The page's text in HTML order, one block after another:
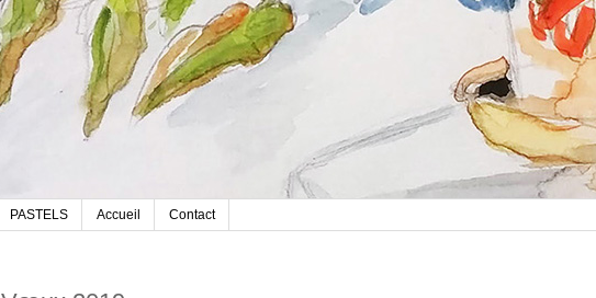
PASTELS Accueil Contact